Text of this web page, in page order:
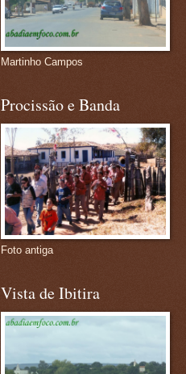
Martinho Campos
Procissão e Banda
Foto antiga
Vista de Ibitira